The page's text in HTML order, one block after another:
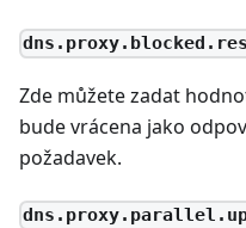
Zde můžete zadat
bude vrácena jako
požadavek.